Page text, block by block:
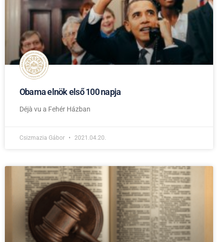
Obama elnök első 100 napja
Déjà vu a Fehér Házban
Csizmazia Gábor 2021.04.20.